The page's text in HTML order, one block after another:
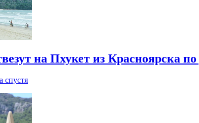
на Пхукет из Красноярска
спустя